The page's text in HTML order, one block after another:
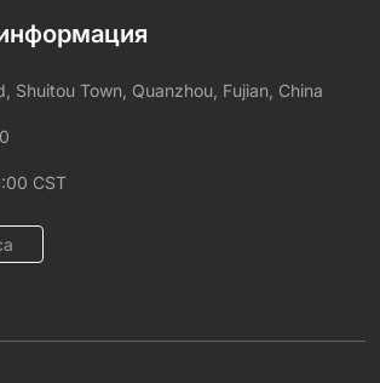
Shuitou Town, Quanzhou, Fujian, China
CST